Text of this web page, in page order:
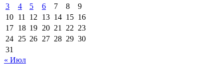
3
4 5 6 7 8
9
10 11 12 13 14 15 16
17 18 19 20 21 22 23
24 25 26 27 28 29 30
31
« Июл